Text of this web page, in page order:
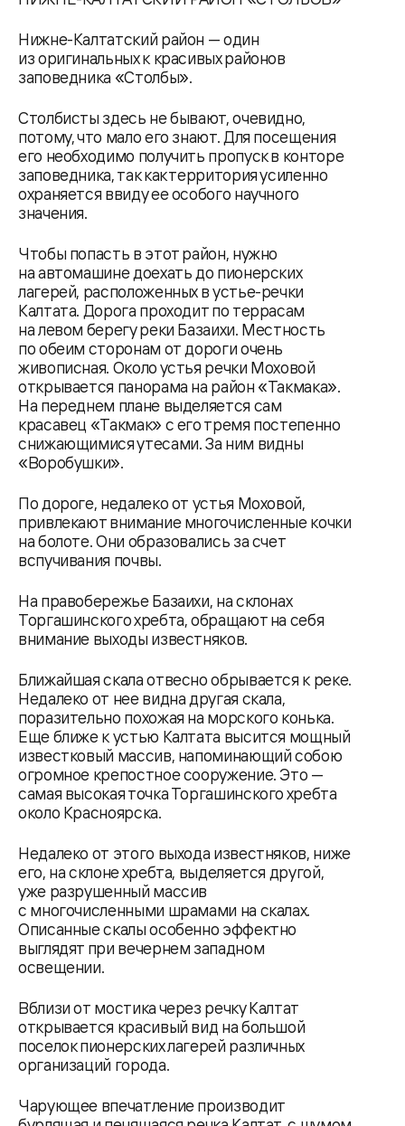
Нижне-Калтатский район — один
из оригинальных к красивых районов
заповедника «Столбы».
Столбисты здесь не бывают, очевидно,
потому, что мало его знают. Для посещения
его необходимо получить пропуск в конторе
заповедника, так как территория усиленно
охраняется ввиду ее особого научного
значения.
Чтобы попасть в этот район, нужно
на автомашине доехать до пионерских
лагерей, расположенных в устье-речки
Калтата. Дорога проходит по террасам
на левом берегу реки Базаихи. Местность
по обеим сторонам от дороги очень
живописная. Около устья речки Моховой
открывается панорама на район «Такмака».
На переднем плане выделяется сам
красавец «Такмак» с его тремя постепенно
снижающимися утесами. За ним видны
«Воробушки».
По дороге, недалеко от устья Моховой,
привлекают внимание многочисленные кочки
на болоте. Они образовались за счет
вспучивания почвы.
На правобережье Базаихи, на склонах
Торгашинского хребта, обращают на себя
внимание выходы известняков.
Ближайшая скала отвесно обрывается к реке.
Недалеко от нее видна другая скала,
поразительно похожая на морского конька.
Еще ближе к устью Калтата высится мощный
известковый массив, напоминающий собою
огромное крепостное сооружение. Это —
самая высокая точка Торгашинского хребта
около Красноярска.
Недалеко от этого выхода известняков, ниже
его, на склоне хребта, выделяется другой,
уже разрушенный массив
с многочисленными шрамами на скалах.
Описанные скалы особенно эффектно
выглядят при вечернем западном
освещении.
Вблизи от мостика через речку Калтат
открывается красивый вид на большой
поселок пионерских лагерей различных
организаций города.
Чарующее впечатление производит